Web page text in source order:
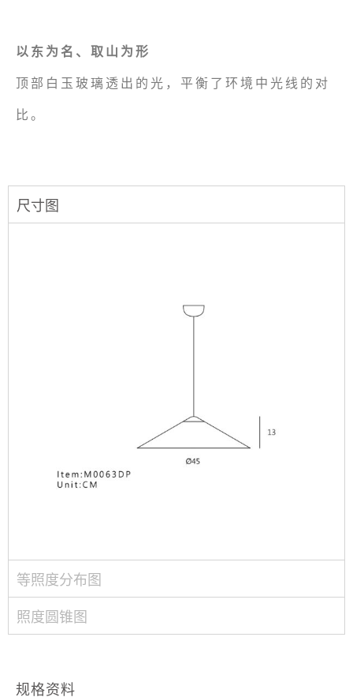
以东为名、取山为形
顶部白玉玻璃透出的光，平衡了环境中光线的对
比。
尺寸图
等照度分布图
照度圆锥图
规格资料